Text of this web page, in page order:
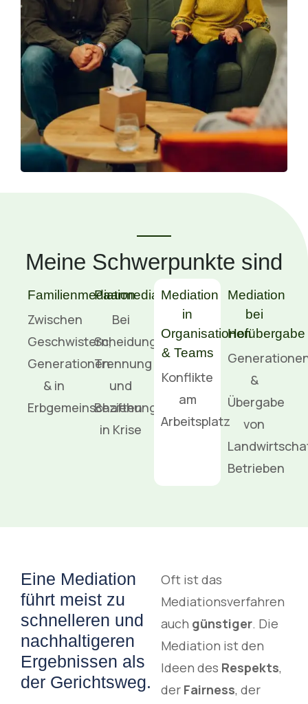
Meine Schwerpunkte sind
Familienmediation
Zwischen
Geschwistern,
Generationen
& in
Erbgemeinschaften
Paarmediation
Bei
Scheidung,
Trennung
und
Beziehungen
in Krise
Mediation
in
Organisationen
& Teams
Konflikte
am
Arbeitsplatz
Mediation
bei
Hofübergabe
&
Übergabe
von
Betrieben
Eine Mediation
führt meist zu
schnelleren und
nachhaltigeren
Ergebnissen als
der Gerichtsweg.
Oft ist das
Mediationsverfahren
auch günstiger. Die
Mediation ist den
Ideen des Respekts,
der Fairness, der